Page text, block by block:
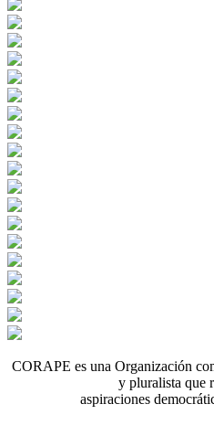
CORAPE es una Organización
y pluralista que
aspiraciones